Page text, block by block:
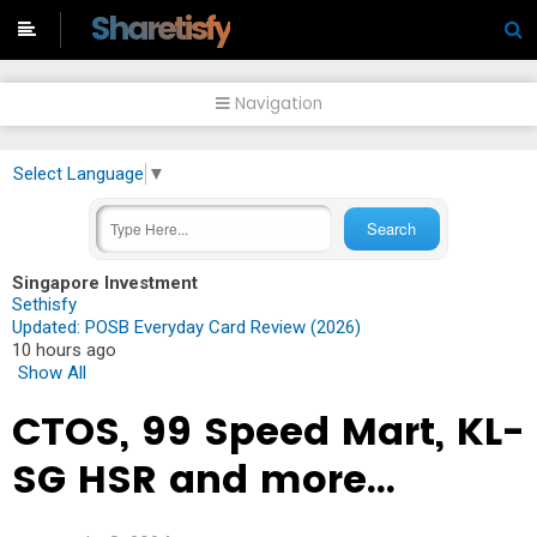
Sharetisfy
Navigation
Select Language ▼
Singapore Investment
Sethisfy
Updated: POSB Everyday Card Review (2026)
10 hours ago
Show All
CTOS, 99 Speed Mart, KL-
SG HSR and more...